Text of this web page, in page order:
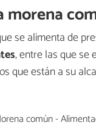
se alimenta de
, entre las que se
que están a su